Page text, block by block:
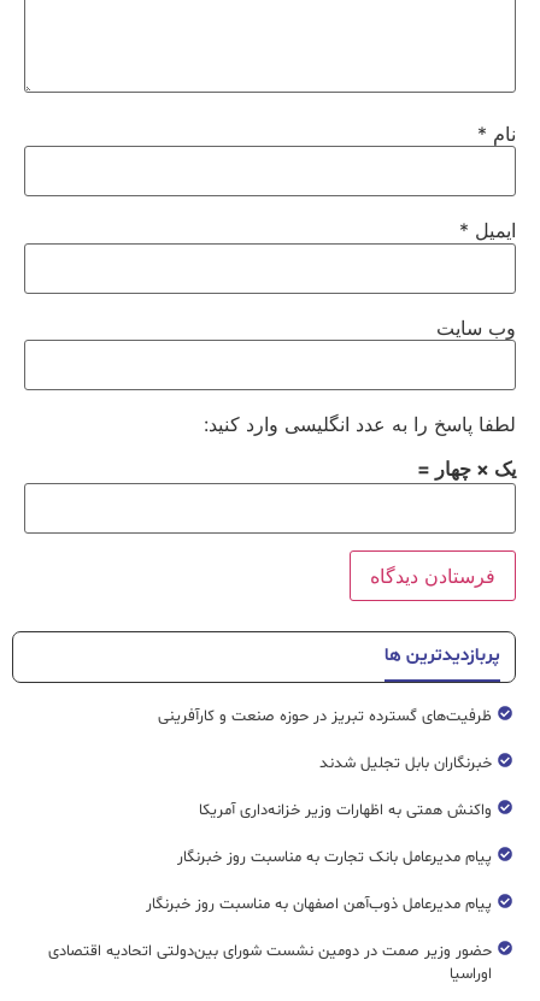
نام *
ایمیل *
وب‌ سایت
لطفا پاسخ را به عدد انگلیسی وارد کنید:
یک × چهار =
پربازدیدترین ها
ظرفیت‌های گسترده‌ تبریز در حوزه صنعت و کارآفرینی
خبرنگاران بابل تجلیل شدند
واکنش همتی به اظهارات وزیر خزانه‌داری آمریکا
پیام مدیرعامل بانک تجارت به مناسبت روز خبرنگار
پیام مدیرعامل ذوب‌آهن اصفهان به مناسبت روز خبرنگار
حضور وزیر صمت در دومین نشست شورای بین‌دولتی اتحادیه اقتصادی
اوراسیا